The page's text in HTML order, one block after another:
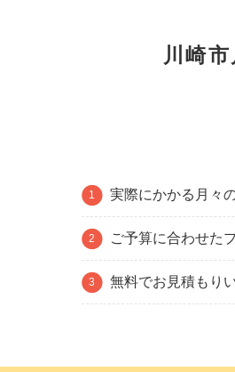
川崎
実際にかかる月々
ご予算に合わせた
無料でお見積もり